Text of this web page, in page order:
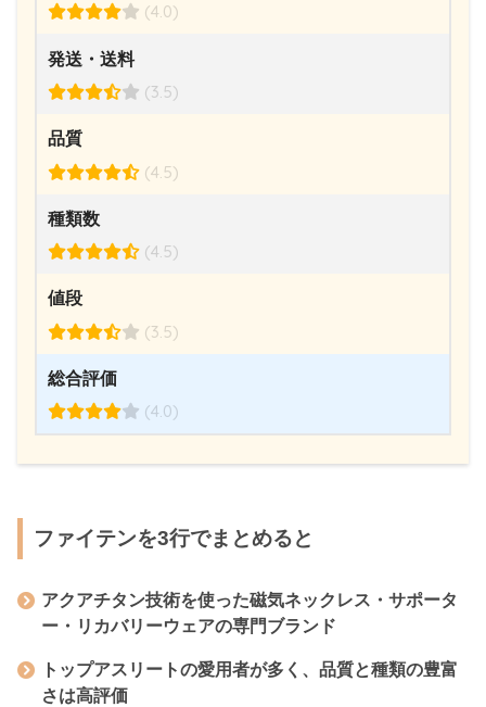
(4.0)
発送・送料
(3.5)
品質
(4.5)
種類数
(4.5)
値段
(3.5)
総合評価
(4.0)
ファイテンを3行でまとめると
アクアチタン技術を使った磁気ネックレス・サポータ
ー・リカバリーウェアの専門ブランド
トップアスリートの愛用者が多く、品質と種類の豊富
さは高評価